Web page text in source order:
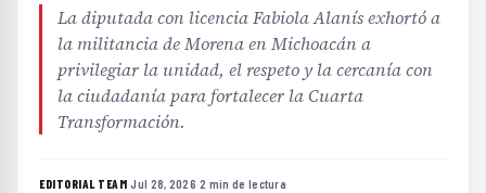
La diputada con licencia Fabiola Alanís exhortó a
la militancia de Morena en Michoacán a
privilegiar la unidad, el respeto y la cercanía con
la ciudadanía para fortalecer la Cuarta
Transformación.
EDITORIAL TEAM·Jul 28, 2026·2 min de lectura·